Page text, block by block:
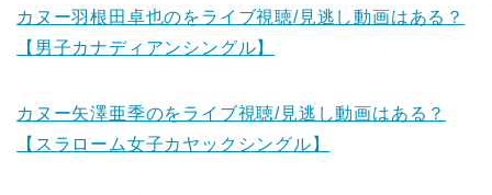
カヌー羽根田卓也のをライブ視聴/見逃し動画はある？
【男子カナディアンシングル】
カヌー矢澤亜季のをライブ視聴/見逃し動画はある？
【スラローム女子カヤックシングル】